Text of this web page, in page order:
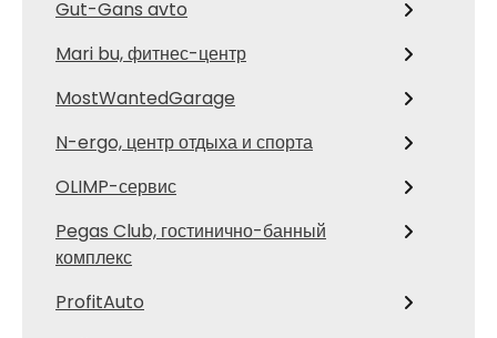
Gut-Gans avto
Mari bu, фитнес-центр
MostWantedGarage
N-ergo, центр отдыха и спорта
OLIMP-сервис
Pegas Club, гостинично-банный
комплекс
ProfitAuto